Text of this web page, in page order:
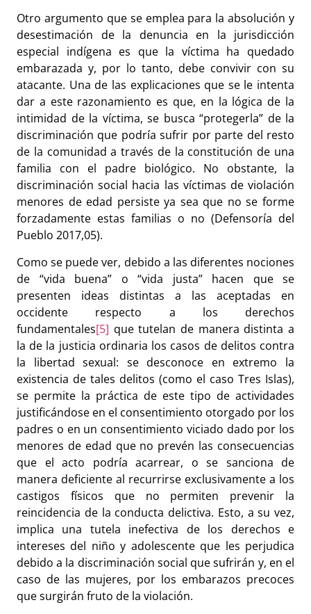
Otro argumento que se emplea para la absolución y
desestimación de la denuncia en la jurisdicción
especial indígena es que la víctima ha quedado
embarazada y, por lo tanto, debe convivir con su
atacante. Una de las explicaciones que se le intenta
dar a este razonamiento es que, en la lógica de la
intimidad de la víctima, se busca “protegerla” de la
discriminación que podría sufrir por parte del resto
de la comunidad a través de la constitución de una
familia con el padre biológico. No obstante, la
discriminación social hacia las víctimas de violación
menores de edad persiste ya sea que no se forme
forzadamente estas familias o no (Defensoría del
Pueblo 2017,05).
Como se puede ver, debido a las diferentes nociones
de “vida buena” o “vida justa” hacen que se
presenten ideas distintas a las aceptadas en
occidente respecto a los derechos
fundamentales[5] que tutelan de manera distinta a
la de la justicia ordinaria los casos de delitos contra
la libertad sexual: se desconoce en extremo la
existencia de tales delitos (como el caso Tres Islas),
se permite la práctica de este tipo de actividades
justificándose en el consentimiento otorgado por los
padres o en un consentimiento viciado dado por los
menores de edad que no prevén las consecuencias
que el acto podría acarrear, o se sanciona de
manera deficiente al recurrirse exclusivamente a los
castigos físicos que no permiten prevenir la
reincidencia de la conducta delictiva. Esto, a su vez,
implica una tutela inefectiva de los derechos e
intereses del niño y adolescente que les perjudica
debido a la discriminación social que sufrirán y, en el
caso de las mujeres, por los embarazos precoces
que surgirán fruto de la violación.